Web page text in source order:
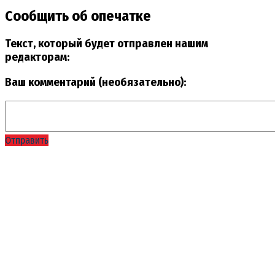
Сообщить об опечатке
Текст, который будет отправлен нашим
редакторам:
Ваш комментарий (необязательно):
Отправить